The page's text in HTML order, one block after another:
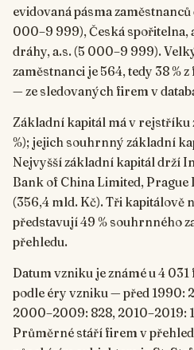
evidovaná pásma zaměstnanců
000–9 999), Česká spořitelna,
dráhy, a.s. (5 000–9 999).
zaměstnanci je 564, tedy 38 %
— ze sledovaných firem v
Základní kapitál má v rejstříku
%); jejich souhrnný základní
Nejvyšší základní kapitál drží
Bank of China Limited, Prague
(356,4 mld. Kč). Tři kapitálově
představují 49 % souhrnného
přehledu.
Datum vzniku je známé u 4
podle éry vzniku — před 1990:
2000–2009: 828, 2010–2019:
Průměrné stáří firem v